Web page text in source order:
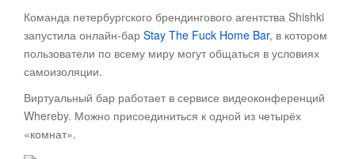
Команда петербургского брендингового агентства Shishki
запустила онлайн-бар Stay The Fuck Home Bar, в котором
пользователи по всему миру могут общаться в условиях
самоизоляции.
Виртуальный бар работает в сервисе видеоконференций
Whereby. Можно присоединиться к одной из четырёх
«комнат».